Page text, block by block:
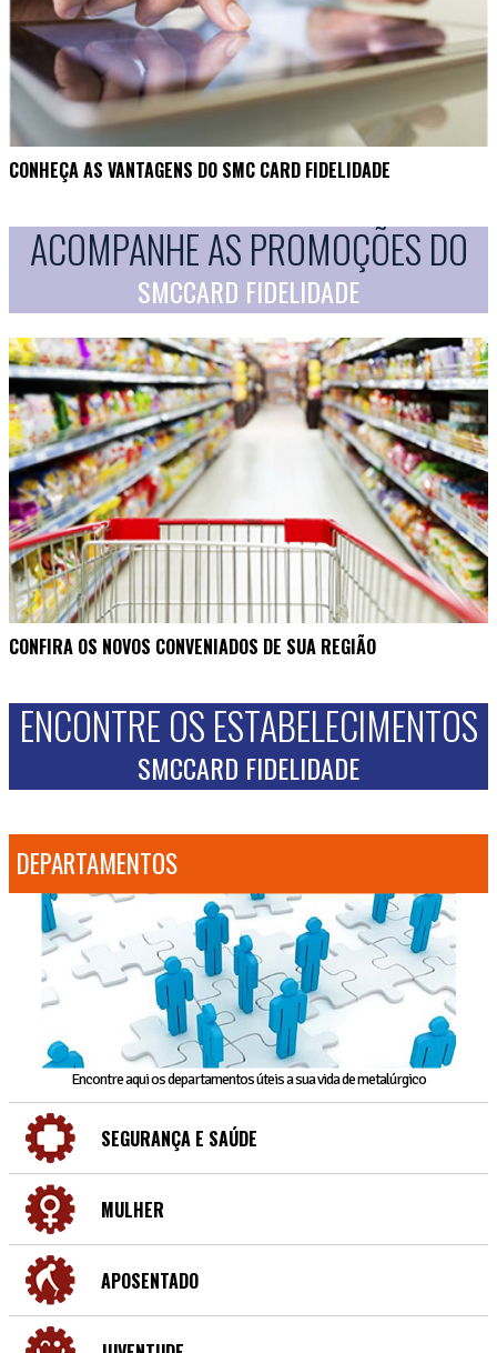
CONHEÇA AS VANTAGENS DO SMC CARD FIDELIDADE
ACOMPANHE AS PROMOÇÕES DO
SMCCARD FIDELIDADE
CONFIRA OS NOVOS CONVENIADOS DE SUA REGIÃO
ENCONTRE OS ESTABELECIMENTOS
SMCCARD FIDELIDADE
DEPARTAMENTOS
Encontre aqui os departamentos úteis a sua vida de metalúrgico
SEGURANÇA E SAÚDE
MULHER
APOSENTADO